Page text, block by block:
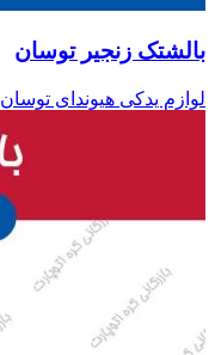
بالشتک زنجیر توسان
لوازم یدکی هیوندای توسان